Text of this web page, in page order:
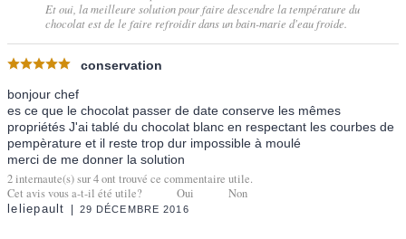
Et oui, la meilleure solution pour faire descendre la température du
chocolat est de le faire refroidir dans un bain-marie d'eau froide.
conservation
bonjour chef
es ce que le chocolat passer de date conserve les mêmes
propriétés J'ai tablé du chocolat blanc en respectant les courbes de
pempèrature et il reste trop dur impossible à moulé
merci de me donner la solution
2internaute(s) sur4ont trouvé ce commentaire utile.
Cet avis vous a-t-il été utile?
Oui Non
leliepault 29 DÉCEMBRE 2016